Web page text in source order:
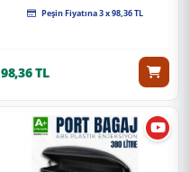
Peşin Fiyatına 3 x 98,36 TL
98,36 TL